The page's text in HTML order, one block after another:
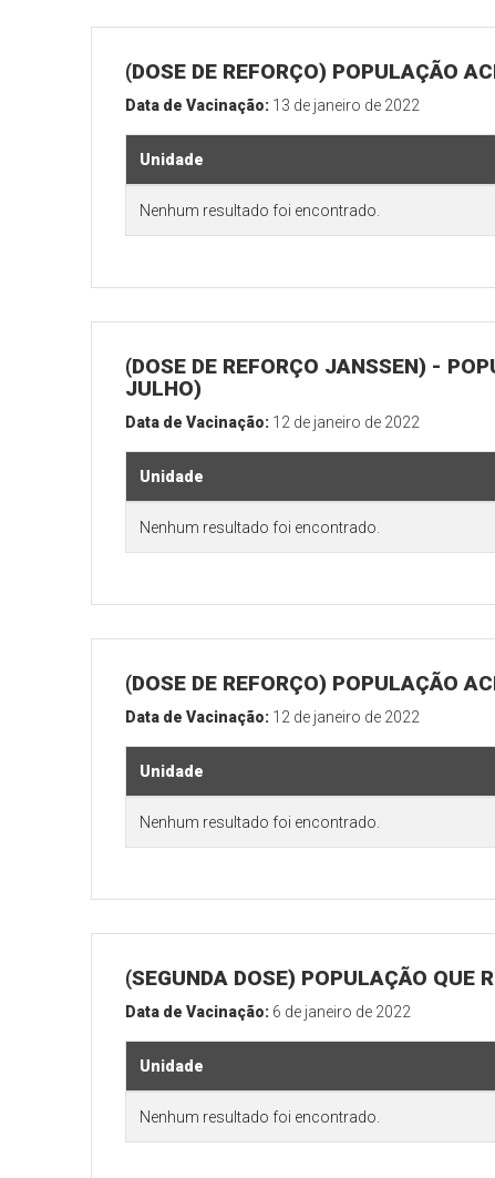
(DOSE DE REFORÇO) POPULAÇÃO
Data de Vacinação: 13 de janeiro de 2022
Unidade
Nenhum resultado foi encontrado.
(DOSE DE REFORÇO JANSSEN) -
JULHO)
Data de Vacinação: 12 de janeiro de 2022
Unidade
Nenhum resultado foi encontrado.
(DOSE DE REFORÇO) POPULAÇÃO
Data de Vacinação: 12 de janeiro de 2022
Unidade
Nenhum resultado foi encontrado.
(SEGUNDA DOSE) POPULAÇÃO QUE
Data de Vacinação: 6 de janeiro de 2022
Unidade
Nenhum resultado foi encontrado.